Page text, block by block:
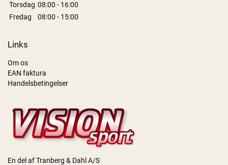
Torsdag 08:00 - 16:00
Fredag
08:00 - 15:00
Links
Om os
EAN faktura
Handelsbetingelser
En del af Tranberg & Dahl A/S